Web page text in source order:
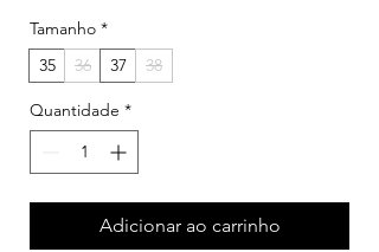
Tamanho *
35
36 37 38
Quantidade *
Adicionar ao carrinho